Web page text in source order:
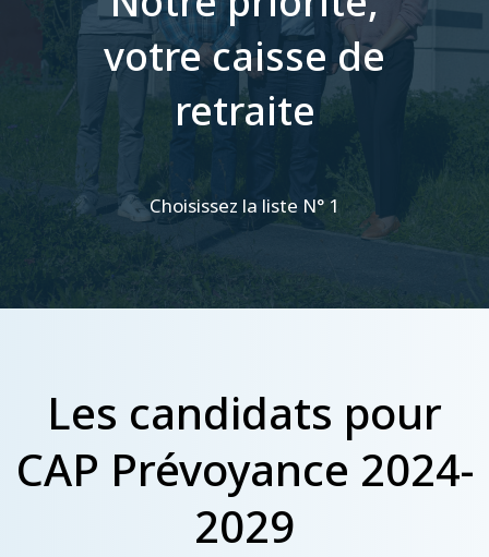
votre caisse de
retraite
Choisissez la liste N° 1
Les candidats pour
CAP Prévoyance 2024-
2029